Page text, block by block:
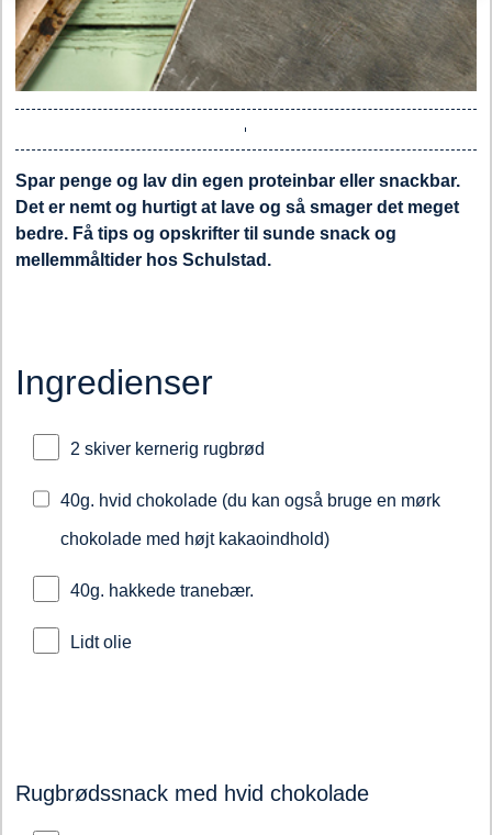
Spar penge og lav din egen proteinbar eller snackbar.
Det er nemt og hurtigt at lave og så smager det meget
bedre. Få tips og opskrifter til sunde snack og
mellemmåltider hos Schulstad.
Ingredienser
2 skiver kernerig rugbrød
40g. hvid chokolade (du kan også bruge en mørk
chokolade med højt kakaoindhold)
40g. hakkede tranebær.
Lidt olie
Rugbrødssnack med hvid chokolade